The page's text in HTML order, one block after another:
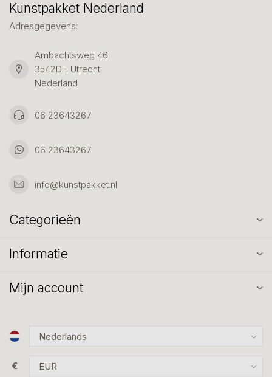
Kunstpakket Nederland
Adresgegevens:
Ambachtsweg 46
3542DH Utrecht
Nederland
06 23643267
06 23643267
info@kunstpakket.nl
Categorieën
Informatie
Mijn account
€